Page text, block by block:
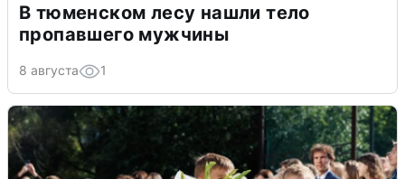
В тюменском лесу нашли тело
пропавшего мужчины
8 августа 1